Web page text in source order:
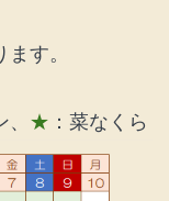
す。
★ ：菜なくら